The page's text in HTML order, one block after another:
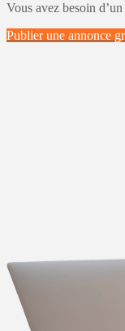
Vous avez besoin
Publier une annonce